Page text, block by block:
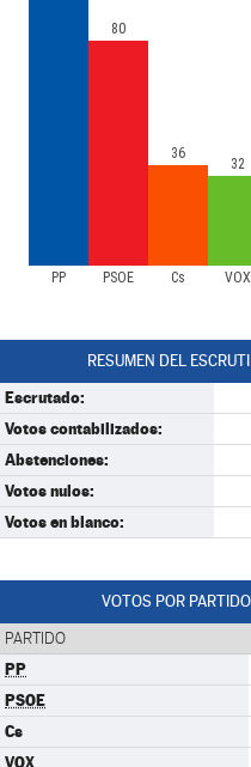
PP PSOE Cs VOX
80
36
32
RESUMEN DEL
Escrutado:
Votos contabilizados:
Abstenciones:
Votos nulos:
Votos en blanco:
VOTOS POR
PARTIDO
PP
PSOE
Cs
VOX